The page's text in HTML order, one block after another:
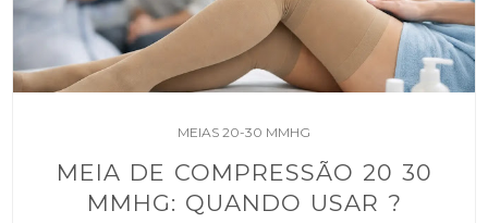
MEIAS 20-30 MMHG
MEIA DE COMPRESSÃO 20 30
MMHG: QUANDO USAR ?